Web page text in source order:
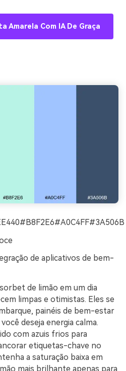
Amarela Com IA De Graça
de aplicativos de bem-
de limão em um dia
limpas e otimistas. Eles se
painéis de bem-estar
deseja energia calma.
com azuis frios para
etiquetas-chave no
a saturação baixa em
mais brilhante apenas para